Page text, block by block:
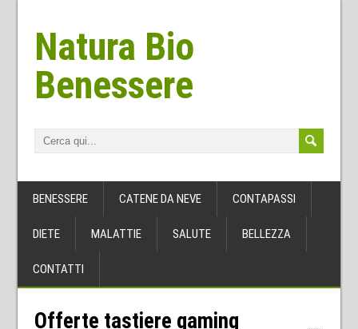
Natura Bio
Benessere
BENESSERE CATENE DA NEVE CONTAPASSI
DIETE MALATTIE SALUTE BELLEZZA
CONTATTI
Offerte tastiere gaming